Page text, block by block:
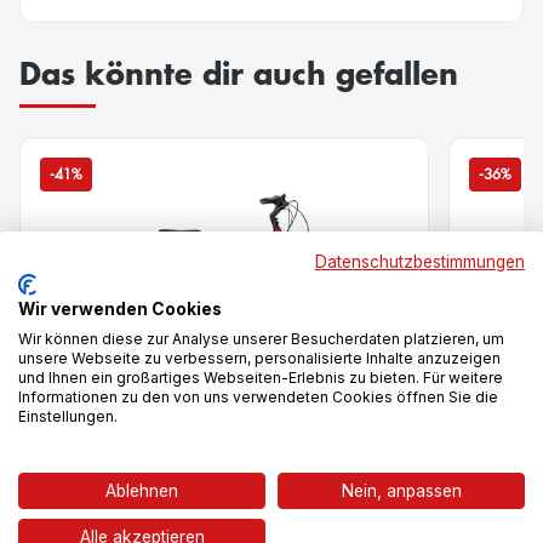
Das könnte dir auch gefallen
-41% -36%
Datenschutzbestimmungen
Wir verwenden Cookies
Wir können diese zur Analyse unserer Besucherdaten platzieren, um
unsere Webseite zu verbessern, personalisierte Inhalte anzuzeigen
und Ihnen ein großartiges Webseiten-Erlebnis zu bieten. Für weitere
Informationen zu den von uns verwendeten Cookies öffnen Sie die
Einstellungen.
Ablehnen Nein, anpassen
Alle akzeptieren